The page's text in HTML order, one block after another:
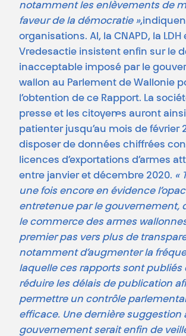
notamment les enlèvements de
faveur de la démocratie »
organisations. AI, la CNAPD, la LDH
Vredesactie insistent enfin sur le
inacceptable imposé par le
wallon au Parlement de Wallonie
l’obtention de ce Rapport. La
presse et les citoyen·es auront
patienter jusqu’au mois de février
disposer de données chiffrées
licences d’exportations d’armes
entre janvier et décembre 2020. «
une fois encore en évidence
entretenue par le gouvernement,
le commerce des armes
premier pas vers plus de
notamment d’augmenter la
laquelle ces rapports sont publiés
réduire les délais de publication
permettre un contrôle
efficace. Une dernière suggestion
gouvernement serait enfin de